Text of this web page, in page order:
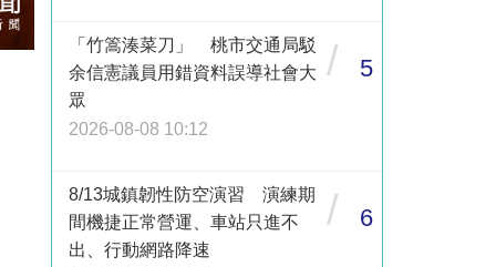
「竹篙湊菜刀」 桃市交通局駁
余信憲議員用錯資料誤導社會大
眾
2026-08-08 10:12
/ 5
8/13城鎮韌性防空演習 演練期
間機捷正常營運、車站只進不
出、行動網路降速
/ 6